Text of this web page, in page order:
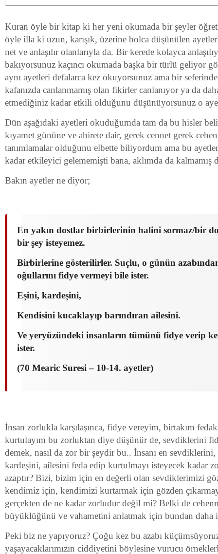
Kuran öyle bir kitap ki her yeni okumada bir şeyler
öyle illa ki uzun, karışık, üzerine bolca düşünülen
net ve anlaşılır olanlarıyla da. Bir kerede kolayca
bakıyorsunuz kaçıncı okumada başka bir türlü geliyor
aynı ayetleri defalarca kez okuyorsunuz ama bir
kafanızda canlanmamış olan fikirler canlanıyor ya da
etmediğiniz kadar etkili olduğunu düşünüyorsunuz o
Dün aşağıdaki ayetleri okuduğumda tam da bu hisler
kıyamet gününe ve ahirete dair, gerek cennet gerek
tanımlamalar olduğunu elbette biliyordum ama bu
kadar etkileyici gelememişti bana, aklımda da kalmamış
Bakın ayetler ne diyor;
En yakın dostlar birbirlerinin halini sormaz/bir
bir şey isteyemez.
Birbirlerine gösterilirler. Suçlu, o günün
oğullarını fidye vermeyi bile ister.
Eşini, kardeşini,
Kendisini kucaklayıp barındıran ailesini.
Ve yeryüzündeki insanların tümünü fidye verip
ister.
(70 Mearic Suresi – 10-14. ayetler)
İnsan zorlukla karşılaşınca, fidye vereyim, birtakım
kurtulayım bu zorluktan diye düşünür de, sevdiklerini
demek, nasıl da zor bir şeydir bu.. İnsanı en
kardeşini, ailesini feda edip kurtulmayı isteyecek kadar
azaptır? Bizi, bizim için en değerli olan sevdiklerimizi
kendimiz için, kendimizi kurtarmak için gözden
gerçekten de ne kadar zorludur değil mi? Belki de
büyüklüğünü ve vahametini anlatmak için bundan daha
Peki biz ne yapıyoruz? Çoğu kez bu azabı
yaşayacaklarımızın ciddiyetini böylesine vurucu